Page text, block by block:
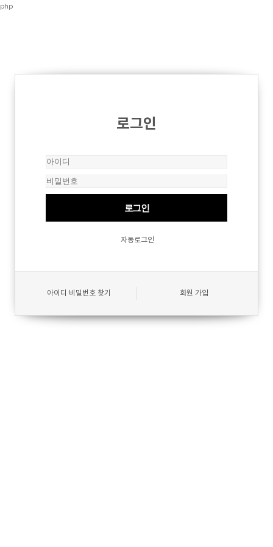
php
로그인
자동로그인
아이디 비밀번호 찾기 회원 가입